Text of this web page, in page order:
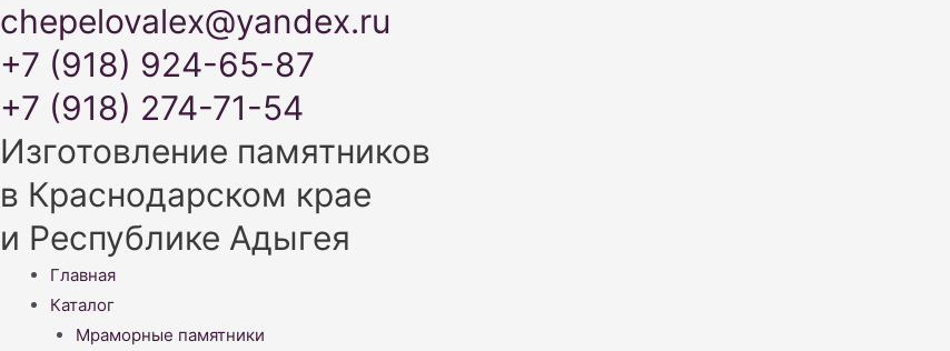
chepelovalex@yandex.ru
+7 (918) 924-65-87
+7 (918) 274-71-54
Изготовление памятников
в Краснодарском крае
и Республике Адыгея
Меню
Главная
Каталог
Мраморные памятники